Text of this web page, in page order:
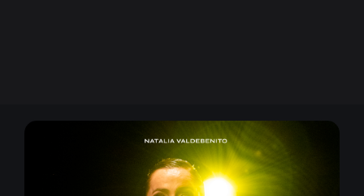
¿Olvidaste la contraseña?
Registrarse